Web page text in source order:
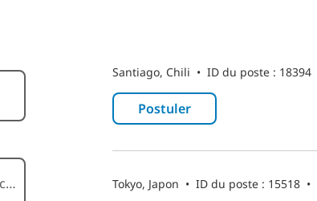
Santiago, Chili • ID du poste : 18394
Postuler
Tokyo, Japon • ID du poste : 15518 •